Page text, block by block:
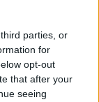
parties, or
for
opt-out
that after your
seeing